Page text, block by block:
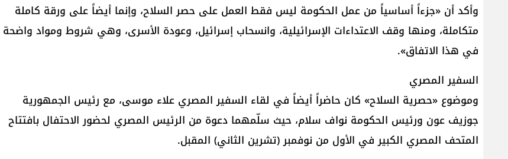
وأكد أن «جزءاً أساسياً من عمل الحكومة ليس فقط العمل على حصر السلاح، وإنما أيضاً على ورقة كاملة
متكاملة، ومنها وقف الاعتداءات الإسرائيلية، وانسحاب إسرائيل، وعودة الأسرى، وهي شروط ومواد واضحة
في هذا الاتفاق».
السفير المصري
وموضوع «حصرية السلاح» كان حاضراً أيضاً في لقاء السفير المصري علاء موسى، مع رئيس الجمهورية
جوزيف عون ورئيس الحكومة نواف سلام، حيث سلّمهما دعوة من الرئيس المصري لحضور الاحتفال بافتتاح
المتحف المصري الكبير في الأول من نوفمبر (تشرين الثاني) المقبل.